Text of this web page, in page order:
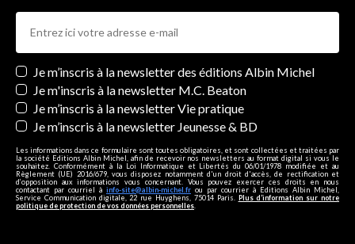
Newsletters
Je m’inscris à la newsletter des éditions Albin Michel
Je m'inscris à la newsletter M.C. Beaton
Je m’inscris à la newsletter Vie pratique
Je m’inscris à la newsletter Jeunesse & BD
Les informations dans ce formulaire sont toutes obligatoires, et sont collectées et traitées par
la société Editions Albin Michel, afin de recevoir nos newsletters au format digital si vous le
souhaitez. Conformément à la Loi Informatique et Libertés du 06/01/1978 modifiée et au
Règlement (UE) 2016/679, vous disposez notamment d'un droit d'accès, de rectification et
d’opposition aux informations vous concernant. Vous pouvez exercer ces droits en nous
contactant par courriel à info-site@albin-michel.fr ou par courrier à Editions Albin Michel,
Service Communication digitale, 22 rue Huyghens, 75014 Paris. Plus d’information sur notre
politique de protection de vos données personnelles